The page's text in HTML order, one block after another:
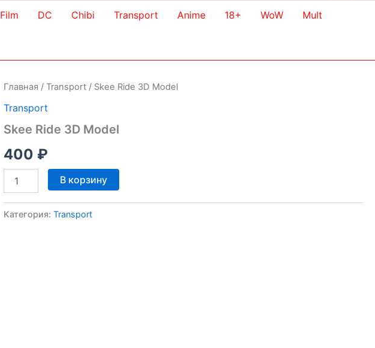
Film DC Chibi Transport Anime 18+ WoW Mult
Главная /Transport / Skee Ride 3D Model
Transport
Skee Ride 3D Model
400 ₽
Количество
товара
Ride
В корзину
Категория:Transport